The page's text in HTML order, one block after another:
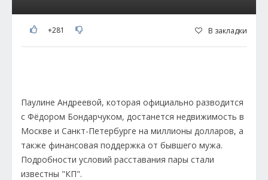
+281 В закладки
Паулине Андреевой, которая официально разводится
с Фёдором Бондарчуком, достанется недвижимость в
Москве и Санкт-Петербурге на миллионы долларов, а
также финансовая поддержка от бывшего мужа.
Подробности условий расставания пары стали
известны "КП".